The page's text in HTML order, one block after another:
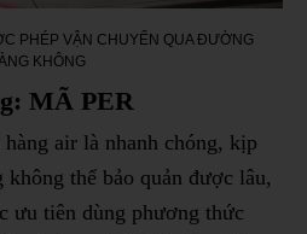
PHÉP VẬN CHUYỂN QUA ĐƯỜNG
KHÔNG
MÃ PER
air là nhanh chóng, kịp
thể bảo quản được lâu,
ưu tiên dùng phương thức